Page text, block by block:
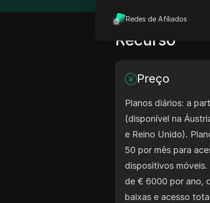
Redes de Afiliados
Recurso
Preço
Planos diários: a
(disponível na
e Reino Unido).
50 por mês para
dispositivos móveis.
de € 6000 por ano,
baixas e acesso